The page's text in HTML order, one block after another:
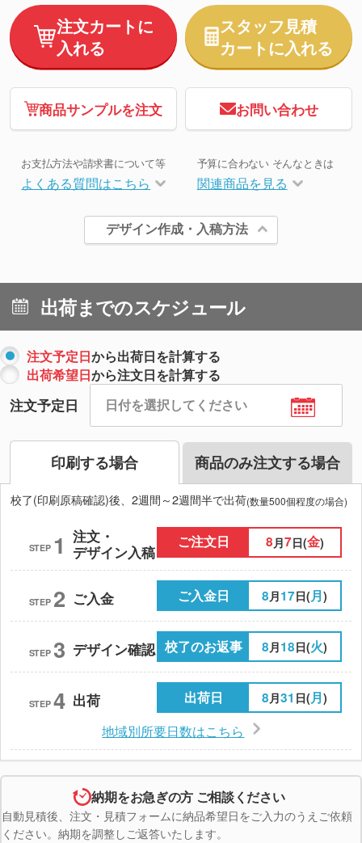
注文カートに
入れる
スタッフ見積
カートに入れる
商品サンプルを注文 お問い合わせ
お支払方法や請求書について等
よくある質問はこちら
予算に合わない そんなときは
関連商品を見る
デザイン作成・入稿方法
出荷までのスケジュール
注文予定日から出荷日を計算する
出荷希望日から注文日を計算する
注文予定日
印刷する場合 商品のみ注文する場合
校了(印刷原稿確認)後、2週間～2週間半で出荷(数量500個程度の場合)
STEP 1 注文・
デザイン入稿
ご注文日 8 月7日(金)
STEP 2 ご入金 ご入金日 8月17日(月)
STEP 3 デザイン確認 校了のお返事 8月18日(火)
STEP 4 出荷 出荷日 8月31 日(月)
地域別所要日数はこちら
納期をお急ぎの方 ご相談ください
自動見積後、注文・見積フォームに納品希望日をご入力のうえご依頼
ください。納期を調整しご返答いたします。